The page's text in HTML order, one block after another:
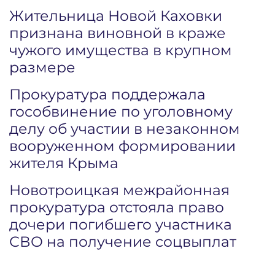
Жительница Новой Каховки
признана виновной в краже
чужого имущества в крупном
размере
Прокуратура поддержала
гособвинение по уголовному
делу об участии в незаконном
вооруженном формировании
жителя Крыма
Новотроицкая межрайонная
прокуратура отстояла право
дочери погибшего участника
СВО на получение соцвыплат